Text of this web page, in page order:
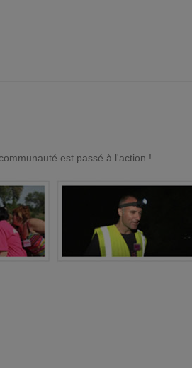
est passé à l'action !